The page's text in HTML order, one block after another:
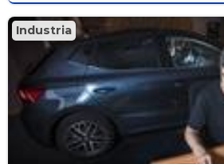
Industria